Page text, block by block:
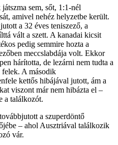
sem, sőt, 1:1-nél
amivel nehéz helyzetbe került.
a 32 éves teniszező, a
vált a szett. A kanadai kicsit
pedig semmire hozta a
meccslabdája volt. Ekkor
hárította, de lezárni nem tudta a
felek. A második
kettős hibájával jutott, ám a
viszont már nem hibázta el –
a találkozót.
a szuperdöntő
– ahol Ausztriával találkozik
vár.